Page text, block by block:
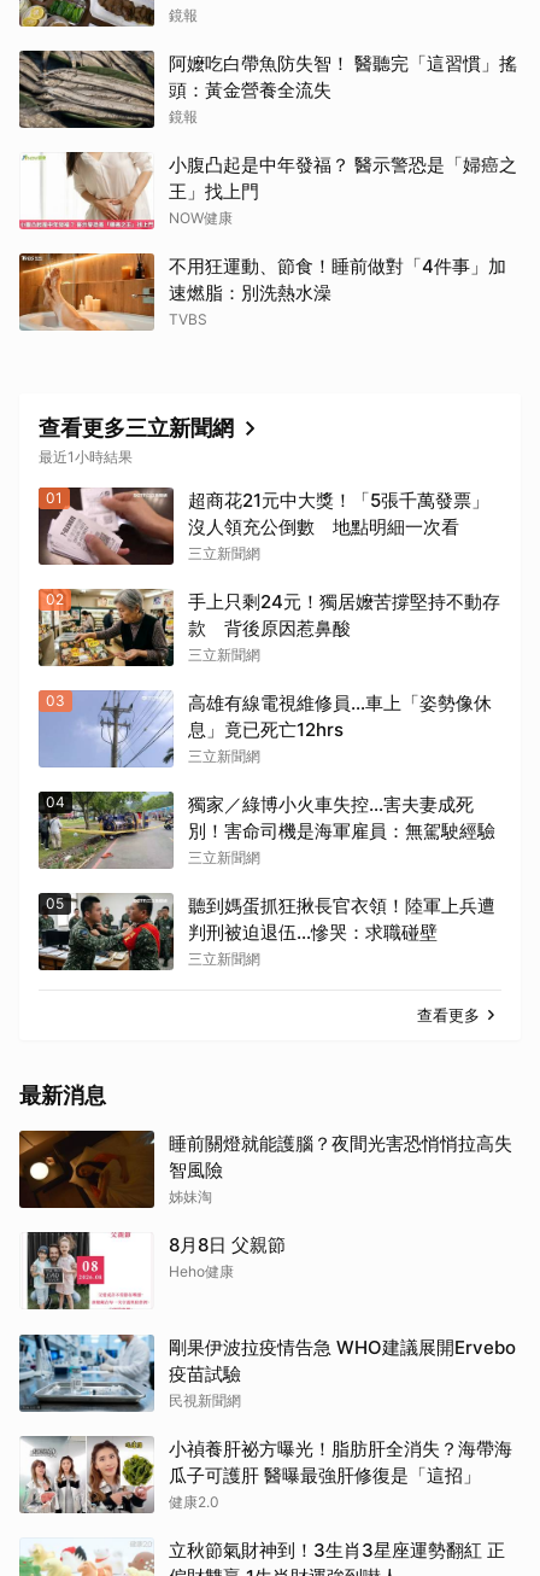
鏡報
阿嬤吃白帶魚防失智！ 醫聽完「這習慣」搖
頭：黃金營養全流失
鏡報
小腹凸起是中年發福？ 醫示警恐是「婦癌之
王」找上門
NOW健康
不用狂運動、節食！睡前做對「4件事」加
速燃脂：別洗熱水澡
TVBS
查看更多三立新聞網
最近1小時結果
01
超商花21元中大獎！「5張千萬發票」
沒人領充公倒數 地點明細一次看
三立新聞網
02
手上只剩24元！獨居嬤苦撐堅持不動存
款 背後原因惹鼻酸
三立新聞網
03
高雄有線電視維修員…車上「姿勢像休
息」竟已死亡12hrs
三立新聞網
04
獨家／綠博小火車失控…害夫妻成死
別！害命司機是海軍雇員：無駕駛經驗
三立新聞網
05
聽到媽蛋抓狂揪長官衣領！陸軍上兵遭
判刑被迫退伍…慘哭：求職碰壁
三立新聞網
查看更多
最新消息
睡前關燈就能護腦？夜間光害恐悄悄拉高失
智風險
姊妹淘
8月8日 父親節
Heho健康
剛果伊波拉疫情告急 WHO建議展開Ervebo
疫苗試驗
民視新聞網
小禎養肝祕方曝光！脂肪肝全消失？海帶海
瓜子可護肝 醫曝最強肝修復是「這招」
健康2.0
立秋節氣財神到！3生肖3星座運勢翻紅 正